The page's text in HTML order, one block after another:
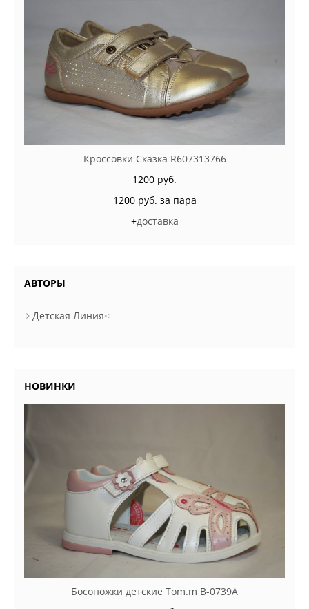
Кроссовки Сказка R607313766
1200 руб.
1200 руб. за пара
+доставка
АВТОРЫ
Детская Линия<
НОВИНКИ
Босоножки детские Tom.m B-0739A